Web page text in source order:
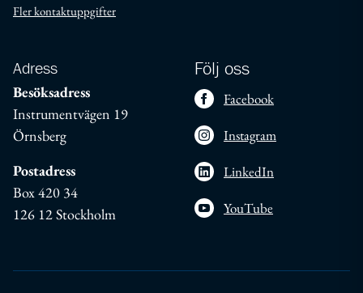
Fler kontaktuppgifter
Adress
Besöksadress
Instrumentvägen 19
Örnsberg
Postadress
Box 420 34
126 12 Stockholm
Följ oss
Facebook
Instagram
LinkedIn
YouTube